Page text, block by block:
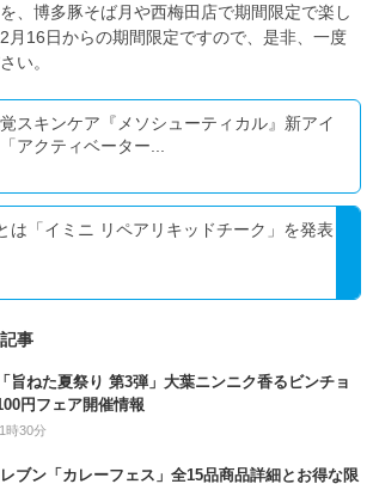
、博多豚そば月や西梅田店で期間限定で楽し
月16日からの期間限定ですので、是非、一度
い。
スキンケア『メソシューティカル』新アイ
アクティベーター...
は「イミニ リペアリキッドチーク」を発表
事
旨ねた夏祭り 第3弾」大葉ニンニク香るビンチョ
円フェア開催情報
時30分
ブン「カレーフェス」全15品商品詳細とお得な限